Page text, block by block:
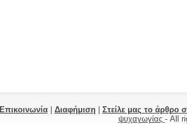
Επικοινωνία| Διαφήμιση| Στείλε μας το άρθρο
ψυχαγωγίας - All